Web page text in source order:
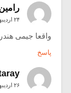
۲۴ اردیبهشت ۱۳۸۷ در ۶:۳۲ ب٫ظ
واقعا جیمی
پاسخ
۲۶ اردیبهشت ۱۳۸۷ در ۱۰:۲۹ ق٫ظ